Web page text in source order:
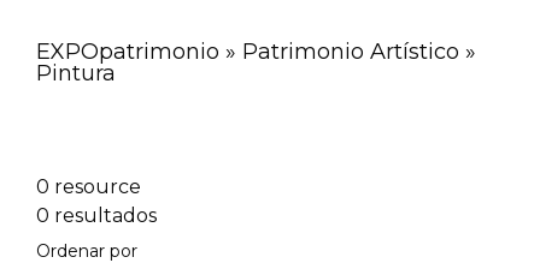
EXPOpatrimonio » Patrimonio Artístico »
Pintura
0 resource
0 resultados
Ordenar por